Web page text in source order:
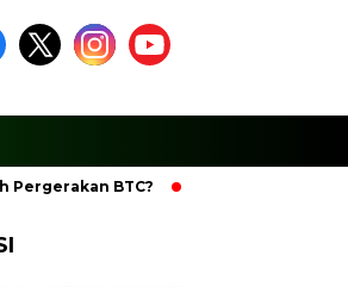
BTC? Ciptakan Ramadhan